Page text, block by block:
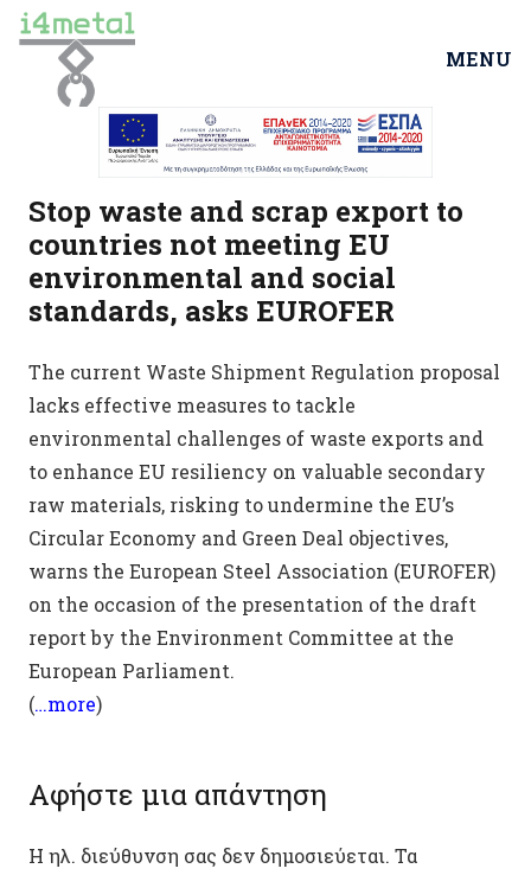
MENU
Stop waste and scrap export to
countries not meeting EU
environmental and social
standards, asks EUROFER
The current Waste Shipment Regulation proposal
lacks effective measures to tackle
environmental challenges of waste exports and
to enhance EU resiliency on valuable secondary
raw materials, risking to undermine the EU’s
Circular Economy and Green Deal objectives,
warns the European Steel Association (EUROFER)
on the occasion of the presentation of the draft
report by the Environment Committee at the
European Parliament.
(…more)
Αφήστε μια απάντηση
Η ηλ. διεύθυνση σας δεν δημοσιεύεται. Τα